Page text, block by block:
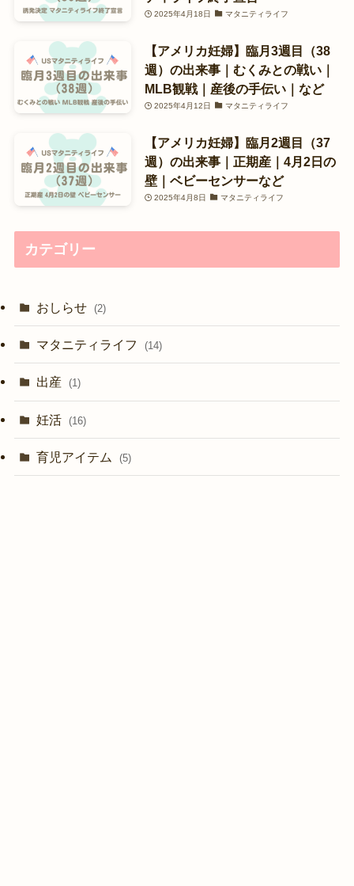
2025年4月18日 マタニティライフ
【アメリカ妊婦】臨月3週目（38
週）の出来事｜むくみとの戦い｜
MLB観戦｜産後の手伝い｜など
2025年4月12日 マタニティライフ
【アメリカ妊婦】臨月2週目（37
週）の出来事｜正期産｜4月2日の
壁｜ベビーセンサーなど
2025年4月8日 マタニティライフ
カテゴリー
おしらせ (2)
マタニティライフ (14)
出産 (1)
妊活 (16)
育児アイテム (5)